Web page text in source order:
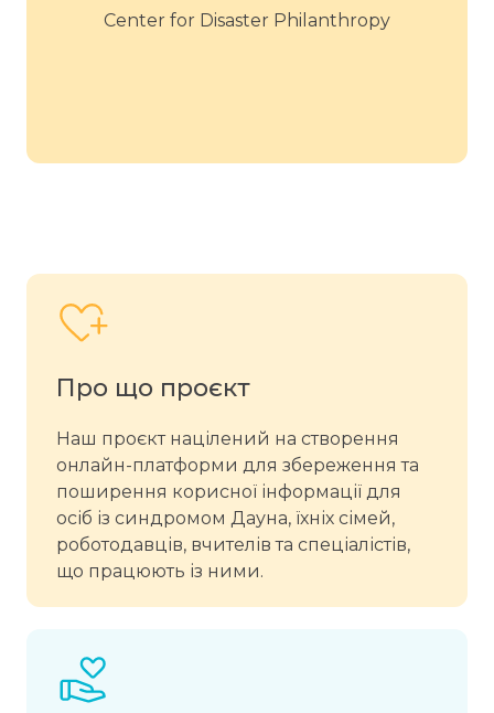
Center for Disaster Philanthropy
Про що проєкт
Наш проєкт націлений на створення
онлайн-платформи для збереження та
поширення корисної інформації для
осіб із синдромом Дауна, їхніх сімей,
роботодавців, вчителів та спеціалістів,
що працюють із ними.